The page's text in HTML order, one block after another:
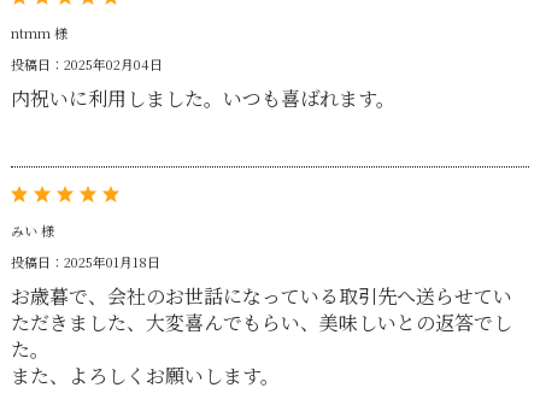
ntmm 様
投稿日：2025年02月04日
内祝いに利用しました。いつも喜ばれます。
みい 様
投稿日：2025年01月18日
お歳暮で、会社のお世話になっている取引先へ送らせてい
ただきました、大変喜んでもらい、美味しいとの返答でし
た。
また、よろしくお願いします。